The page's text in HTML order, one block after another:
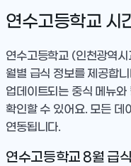
연수고등학교 시
연수고등학교 (인천광역시
월별 급식 정보를 제공합
업데이트되는 중식 메뉴와
확인할 수 있어요. 모든
연동됩니다.
연수고등학교 8월 급